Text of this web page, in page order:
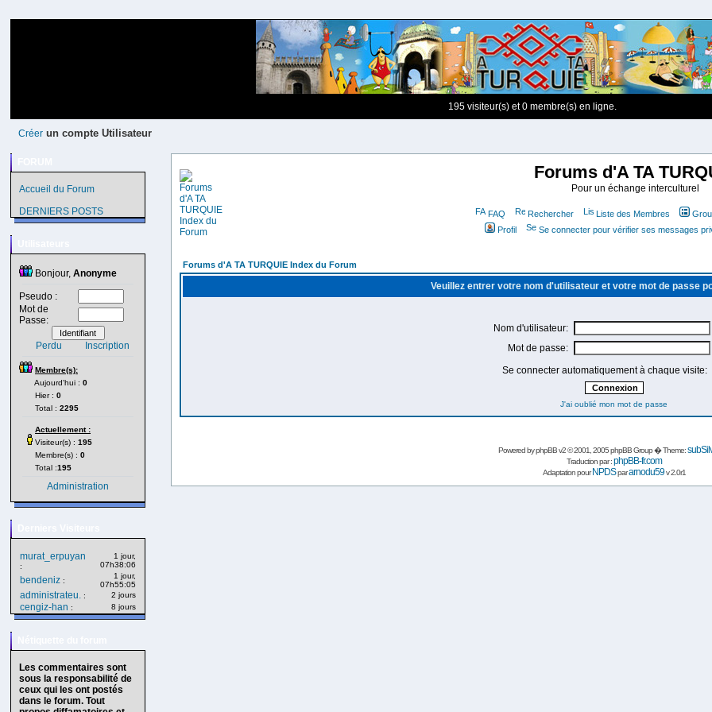
195 visiteur(s) et 0 membre(s) en ligne.
Créer un compte Utilisateur
Accueil du Forum
DERNIERS POSTS
Bonjour, Anonyme
Pseudo :
Mot de
Passe:
Perdu Inscription
Membre(s):
Aujourd'hui : 0
Hier : 0
Total : 2295
Actuellement :
Visiteur(s) : 195
Membre(s) : 0
Total :195
Administration
murat_erpuyan
:
1 jour,
07h38:06
bendeniz :
1 jour,
07h55:05
administrateu. : 2 jours
cengiz-han : 8 jours
Les commentaires sont
sous la responsabilité de
ceux qui les ont postés
dans le forum. Tout
Forums d'A TA
Pour un échange interculturel
FAQ Rechercher Liste des Membres
Profil
Se connecter pour vérifier ses messages
Forums d'A TA TURQUIE Index du Forum
Veuillez entrer votre nom d'utilisateur et votre mot de passe
Nom d'utilisateur:
Mot de passe:
Se connecter automatiquement à chaque visite:
J'ai oublié mon mot de passe
Powered byphpBBv2 © 2001, 2005 phpBB Group � Theme:
Traduction par :phpBB-fr.com
Adaptation pourNPDSpararnodu59v 2.0r1